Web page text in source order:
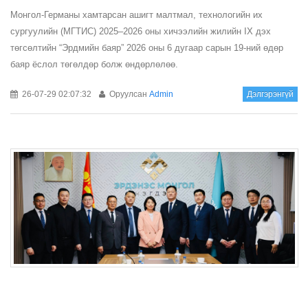
Монгол-Германы хамтарсан ашигт малтмал, технологийн их
сургуулийн (МГТИС) 2025–2026 оны хичээлийн жилийн IX дэх
төгсөлтийн “Эрдмийн баяр” 2026 оны 6 дугаар сарын 19-ний өдөр
баяр ёслол төгөлдөр болж өндөрлөлөө.
26-07-29 02:07:32 Оруулсан Admin Дэлгэрэнгүй